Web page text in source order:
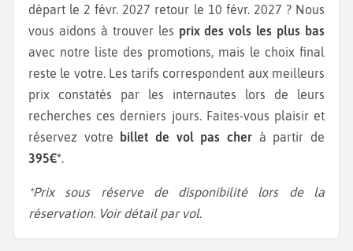
départ le 2 févr. 2027 retour le 10 févr. 2027 ? Nous
vous aidons à trouver les prix des vols les plus bas
avec notre liste des promotions, mais le choix final
reste le votre. Les tarifs correspondent aux meilleurs
prix constatés par les internautes lors de leurs
recherches ces derniers jours. Faites-vous plaisir et
réservez votre
billet de vol pas cher à partir de
395€*.
*Prix sous réserve de disponibilité lors de la
réservation. Voir détail par vol.